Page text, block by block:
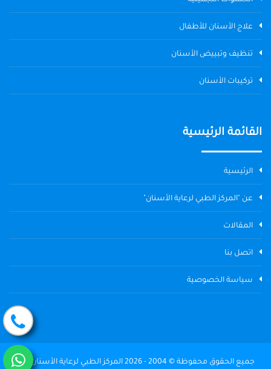
علاج الأسنان للأطفال
تنظيف وتبييض الأسنان
تركيبات الأسنان
القائمة الرئيسية
الرئيسية
عن "المركز الطبي لرعاية الأسنان"
المقالات
اتصل بنا
سياسة الخصوصية
جميع الحقوق محفوظة © 2004 - 2026 المركز الطبي لرعاية الأسنان The